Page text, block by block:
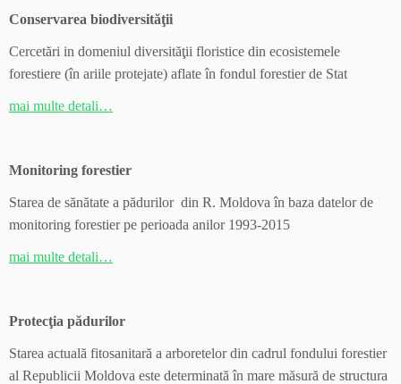
Conservarea biodiversităţii
Cercetări in domeniul diversităţii floristice din ecosistemele
forestiere (în ariile protejate) aflate în fondul forestier de Stat
mai multe detali…
Monitoring forestier
Starea de sănătate a pădurilor din R. Moldova în baza datelor de
monitoring forestier pe perioada anilor 1993-2015
mai multe detali…
Protecţia pădurilor
Starea actuală fitosanitară a arboretelor din cadrul fondului forestier
al Republicii Moldova este determinată în mare măsură de structura